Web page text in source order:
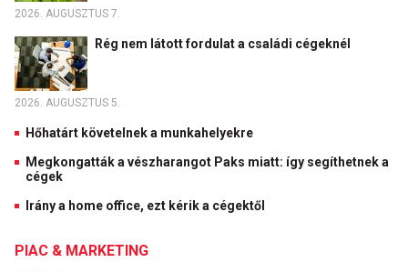
2026. AUGUSZTUS 7.
Rég nem látott fordulat a családi cégeknél
2026. AUGUSZTUS 5.
Hőhatárt követelnek a munkahelyekre
Megkongatták a vészharangot Paks miatt: így segíthetnek a
cégek
Irány a home office, ezt kérik a cégektől
PIAC & MARKETING